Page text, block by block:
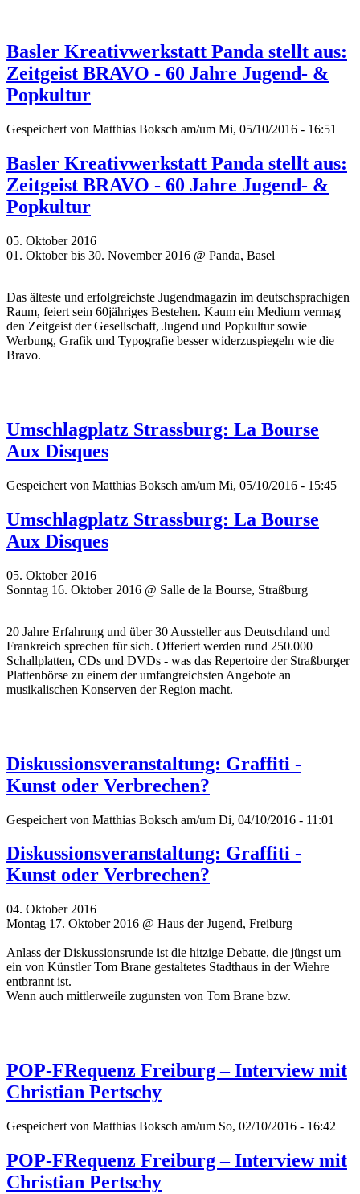
Basler Kreativwerkstatt Panda stellt aus:
Zeitgeist BRAVO - 60 Jahre Jugend- &
Popkultur
Gespeichert von Matthias Boksch am/um Mi, 05/10/2016 - 16:51
Basler Kreativwerkstatt Panda stellt aus:
Zeitgeist BRAVO - 60 Jahre Jugend- &
Popkultur
05. Oktober 2016
01. Oktober bis 30. November 2016 @ Panda, Basel
Das älteste und erfolgreichste Jugendmagazin im deutschsprachigen
Raum, feiert sein 60jähriges Bestehen. Kaum ein Medium vermag
den Zeitgeist der Gesellschaft, Jugend und Popkultur sowie
Werbung, Grafik und Typografie besser widerzuspiegeln wie die
Bravo.
Umschlagplatz Strassburg: La Bourse
Aux Disques
Gespeichert von Matthias Boksch am/um Mi, 05/10/2016 - 15:45
Umschlagplatz Strassburg: La Bourse
Aux Disques
05. Oktober 2016
Sonntag 16. Oktober 2016 @ Salle de la Bourse, Straßburg
20 Jahre Erfahrung und über 30 Aussteller aus Deutschland und
Frankreich sprechen für sich. Offeriert werden rund 250.000
Schallplatten, CDs und DVDs - was das Repertoire der Straßburger
Plattenbörse zu einem der umfangreichsten Angebote an
musikalischen Konserven der Region macht.
Diskussionsveranstaltung: Graffiti -
Kunst oder Verbrechen?
Gespeichert von Matthias Boksch am/um Di, 04/10/2016 - 11:01
Diskussionsveranstaltung: Graffiti -
Kunst oder Verbrechen?
04. Oktober 2016
Montag 17. Oktober 2016 @ Haus der Jugend, Freiburg
Anlass der Diskussionsrunde ist die hitzige Debatte, die jüngst um
ein von Künstler Tom Brane gestaltetes Stadthaus in der Wiehre
entbrannt ist.
Wenn auch mittlerweile zugunsten von Tom Brane bzw.
POP-FRequenz Freiburg – Interview mit
Christian Pertschy
Gespeichert von Matthias Boksch am/um So, 02/10/2016 - 16:42
POP-FRequenz Freiburg – Interview mit
Christian Pertschy